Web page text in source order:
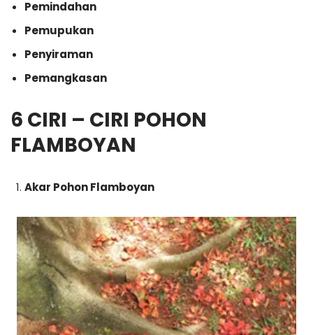
Pemindahan
Pemupukan
Penyiraman
Pemangkasan
6 CIRI – CIRI POHON
FLAMBOYAN
Akar Pohon Flamboyan